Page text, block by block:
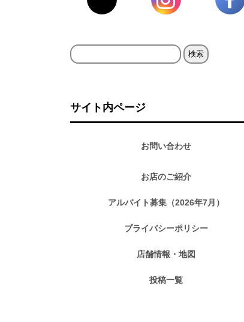
検
サイト内ページ
お問い合わせ
お店のご紹介
アルバイト募集（2026年7月）
プライバシーポリシー
店舗情報・地図
投稿一覧